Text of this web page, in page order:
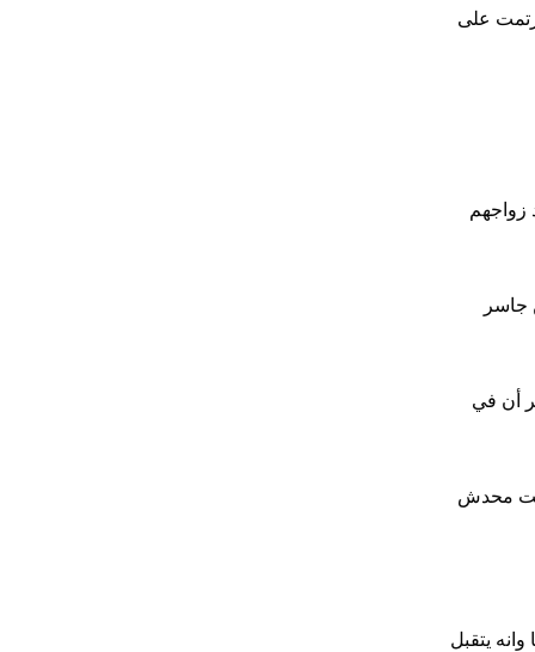
على
زواجهم
جاسر
أن في
محدش
يتقبل